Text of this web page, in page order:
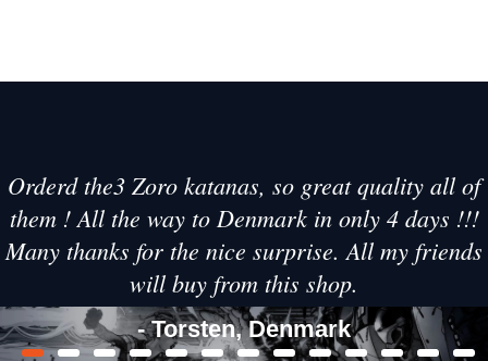
Orderd the3 Zoro katanas, so great quality all of
them ! All the way to Denmark in only 4 days !!!
Many thanks for the nice surprise. All my friends
will buy from this shop.
- Torsten, Denmark